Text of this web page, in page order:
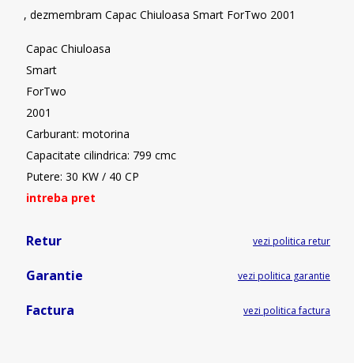
, dezmembram Capac Chiuloasa Smart ForTwo 2001
Capac Chiuloasa
Smart
ForTwo
2001
Carburant: motorina
Capacitate cilindrica: 799 cmc
Putere: 30 KW / 40 CP
intreba pret
Retur vezi politica retur
Garantie vezi politica garantie
Factura vezi politica factura